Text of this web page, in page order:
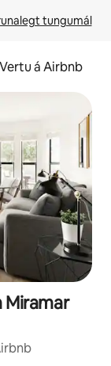
tungumál
Vertu á Airbnb